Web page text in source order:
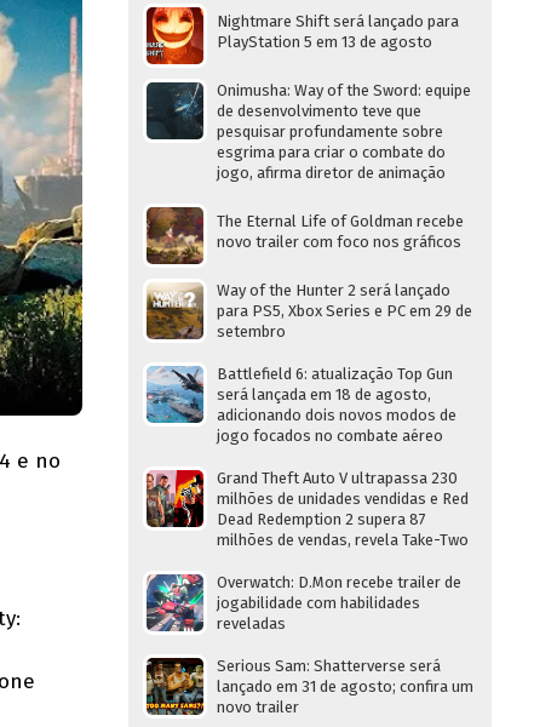
e no
Nightmare Shift será lançado para
PlayStation 5 em 13 de agosto
Onimusha: Way of the Sword: equipe
de desenvolvimento teve que
pesquisar profundamente sobre
esgrima para criar o combate do
jogo, afirma diretor de animação
The Eternal Life of Goldman recebe
novo trailer com foco nos gráficos
Way of the Hunter 2 será lançado
para PS5, Xbox Series e PC em 29 de
setembro
Battlefield 6: atualização Top Gun
será lançada em 18 de agosto,
adicionando dois novos modos de
jogo focados no combate aéreo
Grand Theft Auto V ultrapassa 230
milhões de unidades vendidas e Red
Dead Redemption 2 supera 87
milhões de vendas, revela Take-Two
Overwatch: D.Mon recebe trailer de
jogabilidade com habilidades
reveladas
Serious Sam: Shatterverse será
lançado em 31 de agosto; confira um
novo trailer